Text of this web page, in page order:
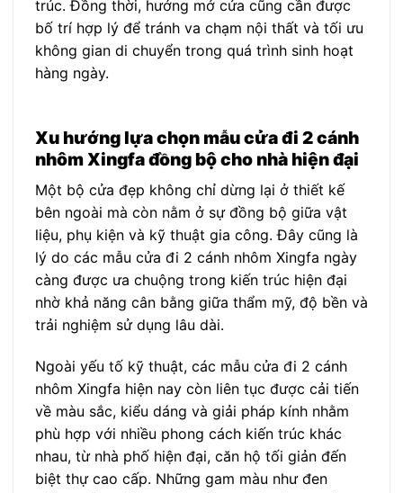
trúc. Đồng thời, hướng mở cửa cũng cần được
bố trí hợp lý để tránh va chạm nội thất và tối ưu
không gian di chuyển trong quá trình sinh hoạt
hàng ngày.
Xu hướng lựa chọn mẫu cửa đi 2 cánh
nhôm Xingfa đồng bộ cho nhà hiện đại
Một bộ cửa đẹp không chỉ dừng lại ở thiết kế
bên ngoài mà còn nằm ở sự đồng bộ giữa vật
liệu, phụ kiện và kỹ thuật gia công. Đây cũng là
lý do các mẫu cửa đi 2 cánh nhôm Xingfa ngày
càng được ưa chuộng trong kiến trúc hiện đại
nhờ khả năng cân bằng giữa thẩm mỹ, độ bền và
trải nghiệm sử dụng lâu dài.
Ngoài yếu tố kỹ thuật, các mẫu cửa đi 2 cánh
nhôm Xingfa hiện nay còn liên tục được cải tiến
về màu sắc, kiểu dáng và giải pháp kính nhằm
phù hợp với nhiều phong cách kiến trúc khác
nhau, từ nhà phố hiện đại, căn hộ tối giản đến
biệt thự cao cấp. Những gam màu như đen